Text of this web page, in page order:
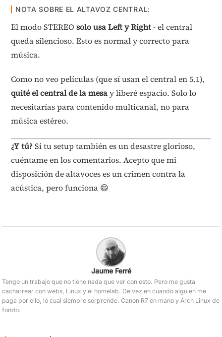
NOTA SOBRE EL ALTAVOZ CENTRAL:
El modo STEREO solo usa Left y Right- el central
queda silencioso. Esto es normal y correcto para
música.
Como no veo películas (que sí usan el central en 5.1),
quité el central de la mesay liberé espacio. Solo lo
necesitarías para contenido multicanal, no para
música estéreo.
¿Y tú?Si tu setup también es un desastre glorioso,
cuéntame en los comentarios. Acepto que mi
disposición de altavoces es un crimen contra la
acústica, pero funciona 😄
Jaume Ferré
Tengo un trabajo que no tiene nada que ver con esto. Pero me gusta
cacharrear con webs, Linux y el homelab. De vez en cuando alguien me
paga por ello, lo cual siempre sorprende. Canon R7 en mano y Arch Linux de
fondo.